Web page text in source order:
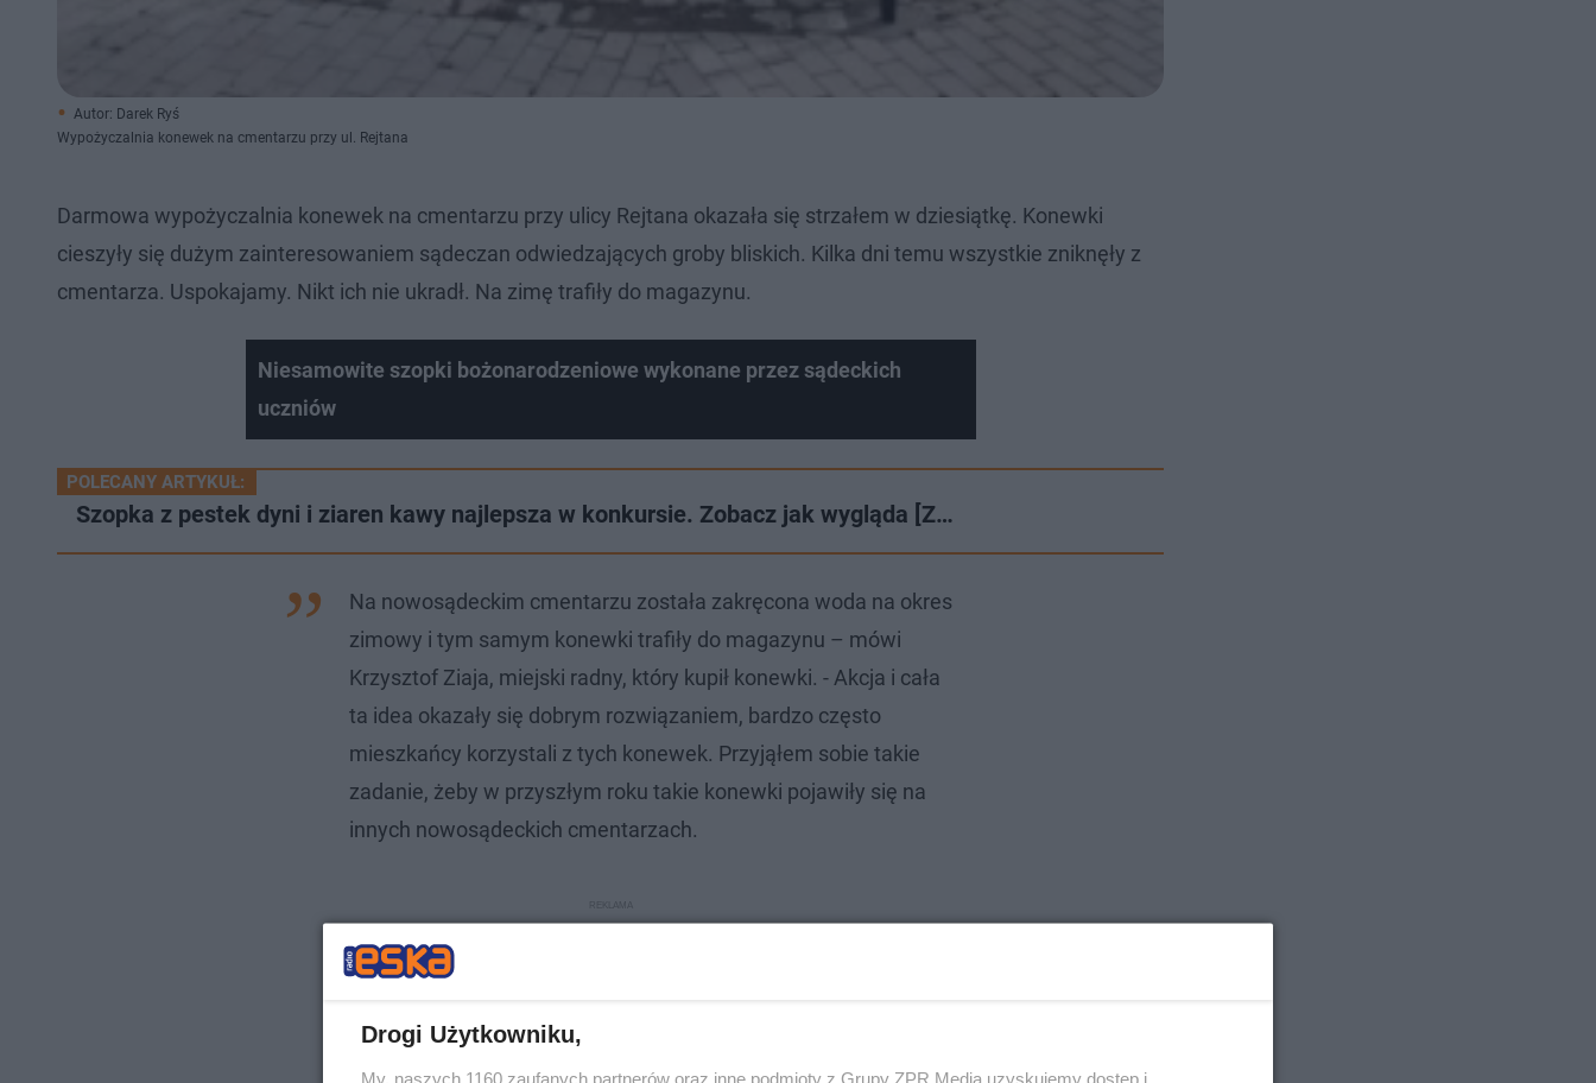
Autor: Darek Ryś
Wypożyczalnia konewek na cmentarzu przy ul. Rejtana
Darmowa wypożyczalnia konewek na cmentarzu przy ulicy Rejtana okazała się strzałem w dziesiątkę. Konewki
cieszyły się dużym zainteresowaniem sądeczan odwiedzających groby bliskich. Kilka dni temu wszystkie zniknęły z
cmentarza. Uspokajamy. Nikt ich nie ukradł. Na zimę trafiły do magazynu.
Niesamowite szopki bożonarodzeniowe wykonane przez sądeckich
uczniów
POLECANY ARTYKUŁ:
Szopka z pestek dyni i ziaren kawy najlepsza w konkursie. Zobacz jak wygląda [Z…
Na nowosądeckim cmentarzu została zakręcona woda na okres
zimowy i tym samym konewki trafiły do magazynu – mówi
Krzysztof Ziaja, miejski radny, który kupił konewki. - Akcja i cała
ta idea okazały się dobrym rozwiązaniem, bardzo często
mieszkańcy korzystali z tych konewek. Przyjąłem sobie takie
zadanie, żeby w przyszłym roku takie konewki pojawiły się na
innych nowosądeckich cmentarzach.
Drogi Użytkowniku,
My, naszych 1160 zaufanych partnerów oraz inne podmioty z Grupy ZPR Media uzyskujemy dostęp i